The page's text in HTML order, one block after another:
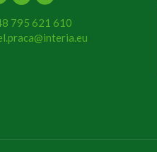
795 621 610